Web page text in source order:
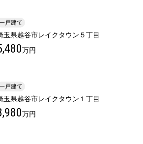
戸建て
玉県越谷市レイクタウン５丁目
万円
戸建て
玉県越谷市レイクタウン１丁目
万円